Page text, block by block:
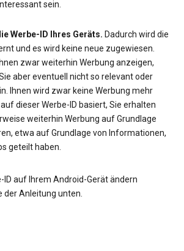
sein.
Werbe-ID Ihres Geräts. Dadurch wird die
und es wird keine neue zugewiesen.
zwar weiterhin Werbung anzeigen,
aber eventuell nicht so relevant oder
Ihnen wird zwar keine Werbung mehr
dieser Werbe-ID basiert, Sie erhalten
weiterhin Werbung auf Grundlage
etwa auf Grundlage von Informationen,
geteilt haben.
ID auf Ihrem Android-Gerät ändern
Anleitung unten.